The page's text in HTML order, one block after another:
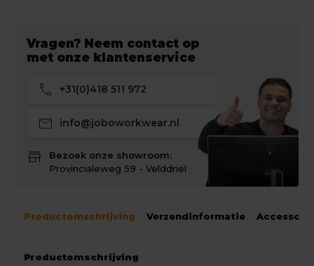
Vragen? Neem contact op
met onze klantenservice
call +31(0)418 511 972
mail info@joboworkwear.nl
store
Bezoek onze showroom:
Provincialeweg 59 - Velddriel
Productomschrijving Verzendinformatie
Productomschrijving